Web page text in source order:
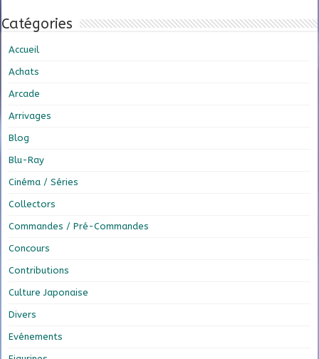
Catégories
Accueil
Achats
Arcade
Arrivages
Blog
Blu-Ray
Cinéma / Séries
Collectors
Commandes / Pré-Commandes
Concours
Contributions
Culture Japonaise
Divers
Evénements